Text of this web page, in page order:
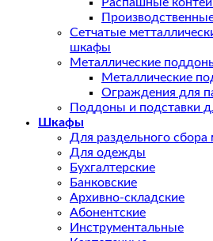
Сетчатые
шкафы
Металлические
Металлические
Ограждения для
Поддоны и подставки
Шкафы
Для раздельного сбора
Для одежды
Бухгалтерские
Банковские
Архивно-складские
Абонентские
Инструментальные